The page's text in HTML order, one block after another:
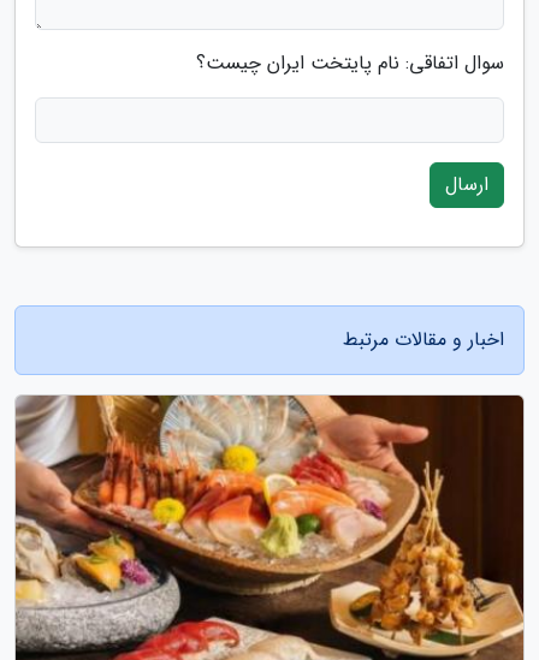
سوال اتفاقی: نام پایتخت ایران چیست؟
ارسال
اخبار و مقالات مرتبط